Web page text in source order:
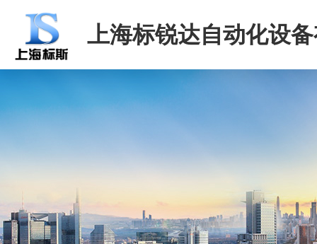
上海标锐达自动化设
司